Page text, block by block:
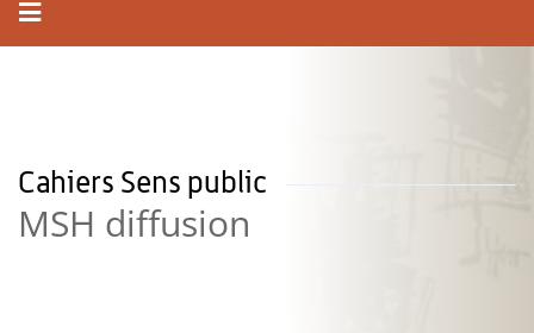
Cahiers Sens public
MSH diffusion